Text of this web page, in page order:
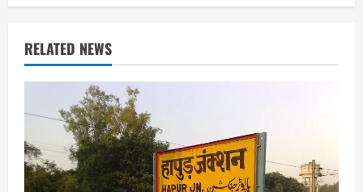
RELATED NEWS